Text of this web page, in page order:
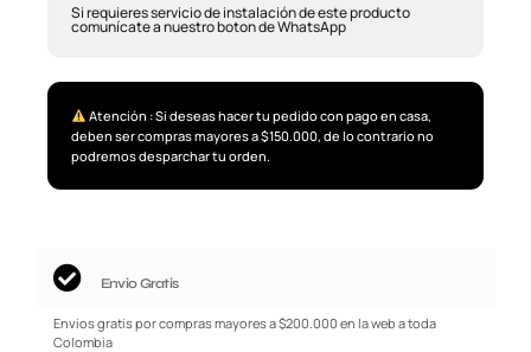
Si requieres servicio de instalación de este producto
comunícate a nuestro boton de WhatsApp
Atención : Si deseas hacer tu pedido con pago en casa,
deben ser compras mayores a $150.000, de lo contrario no
podremos desparchar tu orden.
Envio Gratis
Envios gratis por compras mayores a $200.000 en la web a toda
Colombia